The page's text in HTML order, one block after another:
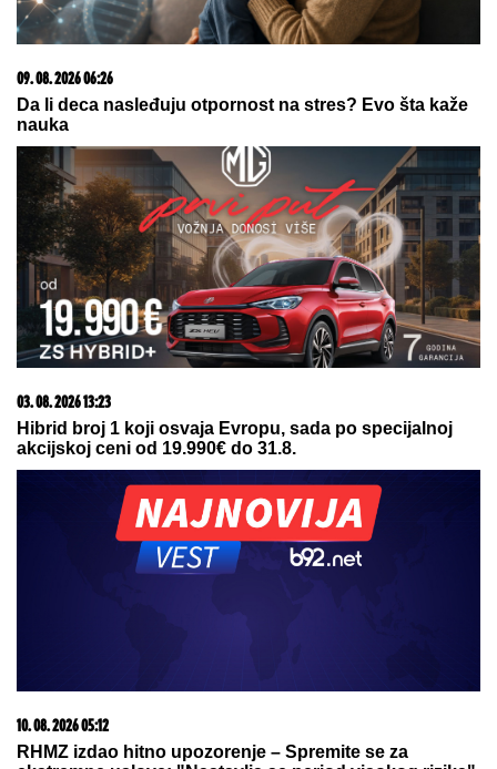
05. 08. 2026 06:45
Šta dete nasleđuje od oca, a šta od majke? Sve što
06. 08. 2026 07:08
Evo u kojim banjama važi vaučer od 10.000 dinara -
Сазнања „Политике”: Црна Гора следећа у војном
савезу Загреба, Тиране и Приштине